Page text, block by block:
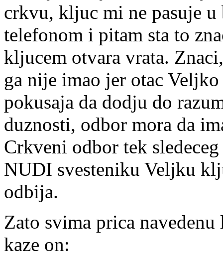
crkvu, kljuc mi ne pasuje
telefonom i pitam sta to
kljucem otvara vrata.
ga nije imao jer otac
pokusaja da dodju do
duznosti, odbor mora da
Crkveni odbor tek
NUDI svesteniku Veljku
odbija.
Zato svima prica
kaze on: